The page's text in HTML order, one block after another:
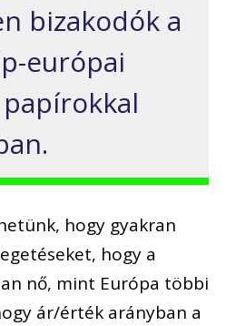
bizakodók a
európai
.
hogy gyakran
hogy a
nő, mint Európa többi
ár/érték arányban a